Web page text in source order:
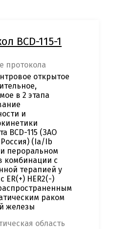
BCD-115-1
протокола
открытое
в 2 этапа
и
BCD-115 (ЗАО
(Ia/Ib
пероральном
комбинации с
терапией у
HER2(-)
раком
железы
область